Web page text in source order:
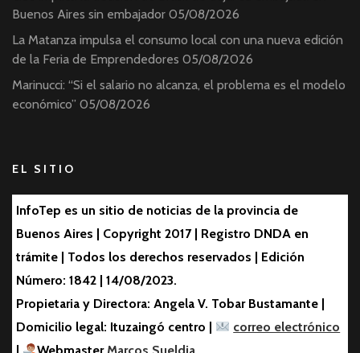
Buenos Aires sin embajador 05/08/2026
La Matanza impulsa el consumo local con una nueva edición
de la Feria de Emprendedores 05/08/2026
Marinucci: “Si el salario no alcanza, el problema es el modelo
económico” 05/08/2026
EL SITIO
InfoTep es un sitio de noticias de la provincia de
Buenos Aires | Copyright 2017 | Registro DNDA en
trámite | Todos los derechos reservados | Edición
Número: 1842 | 14/08/2023.
Propietaria y Directora: Angela V. Tobar Bustamante |
Domicilio legal: Ituzaingó centro |
correo electrónico